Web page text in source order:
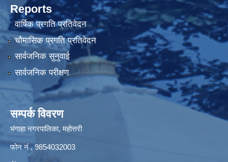
Reports
वार्षिक प्रगति प्रतिवेदन
चौमासिक प्रगति प्रतिवेदन
सार्वजनिक सुनुवाई
सार्वजनिक परीक्षण
सम्पर्क विवरण
भंगाहा नगरपालिका, महोत्तरी
फोन नं . 9854032003